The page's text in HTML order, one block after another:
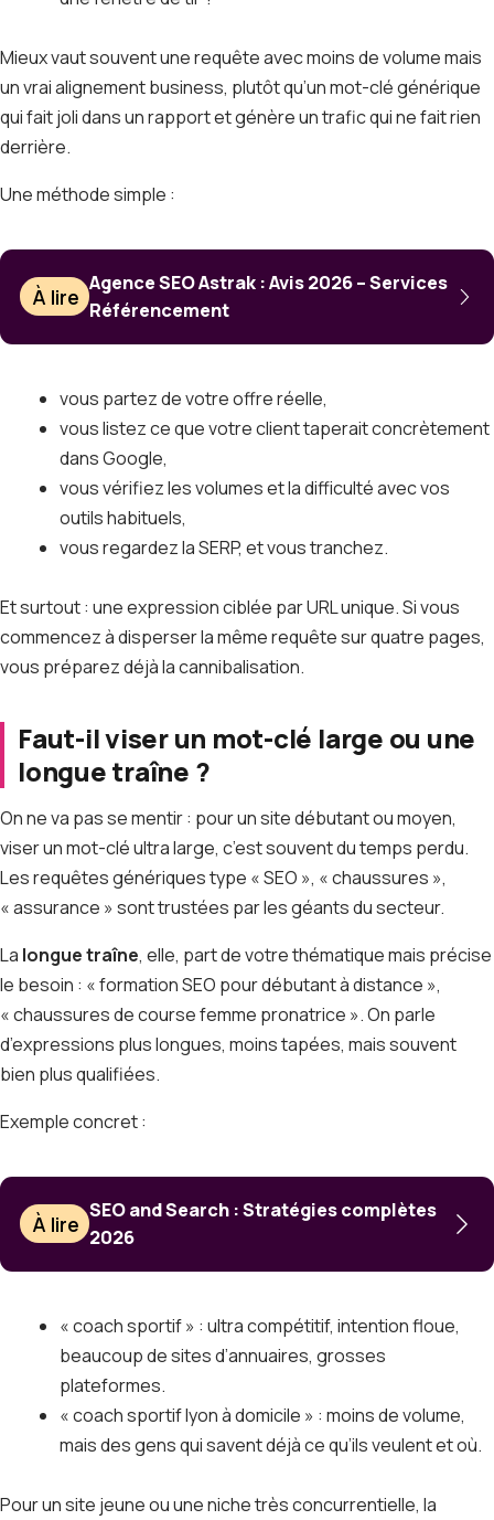
Mieux vaut souvent une requête avec moins de volume mais
un vrai alignement business, plutôt qu’un mot-clé générique
qui fait joli dans un rapport et génère un trafic qui ne fait rien
derrière.
Une méthode simple :
À lire
Agence SEO Astrak : Avis 2026 – Services
Référencement
vous partez de votre offre réelle,
vous listez ce que votre client taperait concrètement
dans Google,
vous vérifiez les volumes et la difficulté avec vos
outils habituels,
vous regardez la SERP, et vous tranchez.
Et surtout : une expression ciblée par URL unique. Si vous
commencez à disperser la même requête sur quatre pages,
vous préparez déjà la cannibalisation.
Faut-il viser un mot-clé large ou une
longue traîne ?
On ne va pas se mentir : pour un site débutant ou moyen,
viser un mot-clé ultra large, c’est souvent du temps perdu.
Les requêtes génériques type « SEO », « chaussures »,
« assurance » sont trustées par les géants du secteur.
La longue traîne, elle, part de votre thématique mais précise
le besoin : « formation SEO pour débutant à distance »,
« chaussures de course femme pronatrice ». On parle
d’expressions plus longues, moins tapées, mais souvent
bien plus qualifiées.
Exemple concret :
À lire
SEO and Search : Stratégies complètes
2026
« coach sportif » : ultra compétitif, intention floue,
beaucoup de sites d’annuaires, grosses
plateformes.
« coach sportif lyon à domicile » : moins de volume,
mais des gens qui savent déjà ce qu’ils veulent et où.
Pour un site jeune ou une niche très concurrentielle, la